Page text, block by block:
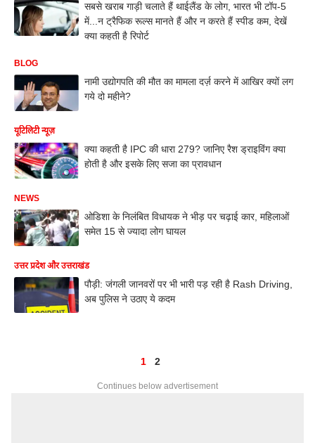
सबसे खराब गाड़ी चलाते हैं थाईलैंड के लोग, भारत भी टॉप-5
में...न ट्रैफिक रूल्स मानते हैं और न करते हैं स्पीड कम, देखें
क्या कहती है रिपोर्ट
BLOG
नामी उद्योगपति की मौत का मामला दर्ज़ करने में आखिर क्यों लग
गये दो महीने?
यूटिलिटी न्यूज़
क्या कहती है IPC की धारा 279? जानिए रैश ड्राइविंग क्या
होती है और इसके लिए सजा का प्रावधान
NEWS
ओडिशा के निलंबित विधायक ने भीड़ पर चढ़ाई कार, महिलाओं
समेत 15 से ज्यादा लोग घायल
उत्तर प्रदेश और उत्तराखंड
पौड़ी: जंगली जानवरों पर भी भारी पड़ रही है Rash Driving,
अब पुलिस ने उठाए ये कदम
1 2
Continues below advertisement